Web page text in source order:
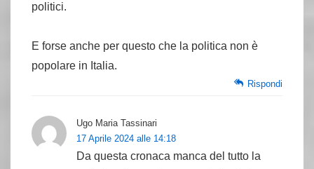
politici.
E forse anche per questo che la politica non è
popolare in Italia.
Rispondi
Ugo Maria Tassinari
17 Aprile 2024 alle 14:18
Da questa cronaca manca del tutto la